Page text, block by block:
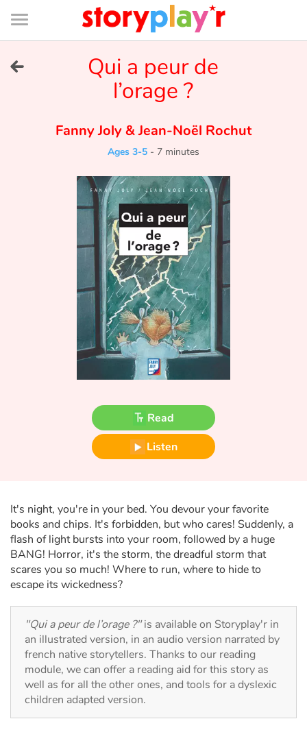
Connexion
Bibliothèque
de
page
Try for free
Tales and classics in french
Fable, myth, literature and poetry
Princesses and princes, kings, queens and dragons
Ogres, monsters and witches
Heroines and Heroes
Ecology, nature, seasons
Travel, epic, investigation, adventure
Around the world
Learning
Arts, space, activities
Documentaries
With the family
Daily life and hobbies
Qui a peur de
l’orage ?
Fanny Joly&Jean-Noël Rochut
Ages 3-5 - 7 minutes
Read
Listen
It's night, you're in your bed. You devour your favorite
books and chips. It's forbidden, but who cares! Suddenly, a
flash of light bursts into your room, followed by a huge
BANG! Horror, it's the storm, the dreadful storm that
scares you so much! Where to run, where to hide to
escape its wickedness?
"Qui a peur de l’orage ?"is available on Storyplay'r in
an illustrated version, in an audio version narrated by
french native storytellers. Thanks to our reading
module, we can offer a reading aid for this story as
well as for all the other ones, and tools for a dyslexic
children adapted version.